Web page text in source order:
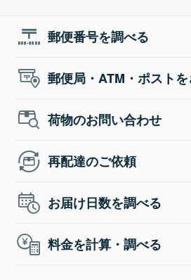
郵便番号を調べる
郵便局・ATM・ポスト
荷物のお問い合わせ
再配達のご依頼
お届け日数を調べる
料金を計算・調べる